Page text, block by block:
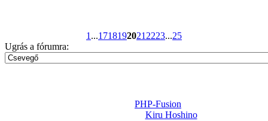
1 ...1718192021 2223...25
Ugrás a fórumra:
PHP-Fusion
Kiru Hoshino